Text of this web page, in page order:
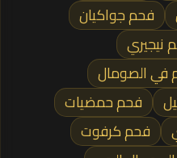
فحم جواكيان
نيجيري
في الصومال
فحم حمضيات
فحم كرفوت